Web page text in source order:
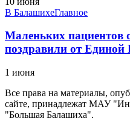
В БалашихеГлавное
Маленьких пациентов
поздравили от Единой
1 июня
Все права на материалы,
сайте, принадлежат МАУ
"Большая Балашиха".